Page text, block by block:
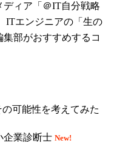
ィア「＠IT自分戦略
ITエンジニアの「生の
部がおすすめするコ
可能性を考えてみた
企業診断士 New!